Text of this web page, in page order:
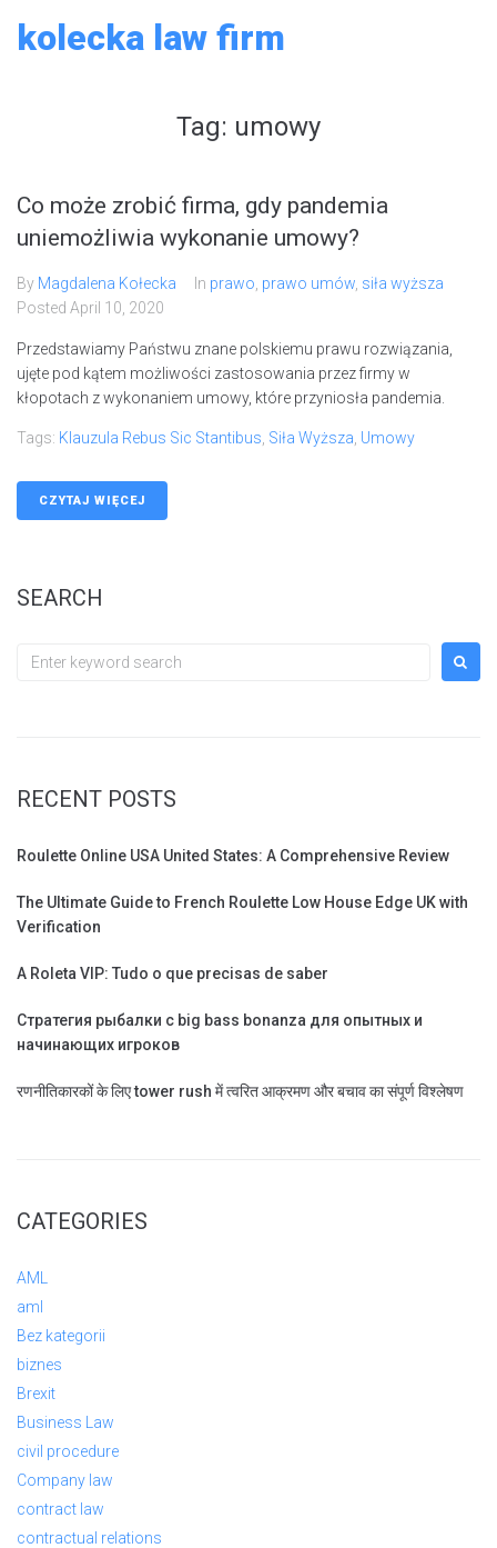
kolecka law firm
Tag: umowy
Co może zrobić firma, gdy pandemia
uniemożliwia wykonanie umowy?
By Magdalena Kołecka In prawo prawo umów siła wyższa
Posted April 10, 2020
Przedstawiamy Państwu znane polskiemu prawu rozwiązania,
ujęte pod kątem możliwości zastosowania przez firmy w
kłopotach z wykonaniem umowy, które przyniosła pandemia.
Tags: Klauzula Rebus Sic Stantibus Siła Wyższa Umowy
CZYTAJ WIĘCEJ
SEARCH
Search
RECENT POSTS
Roulette Online USA United States: A Comprehensive Review
The Ultimate Guide to French Roulette Low House Edge UK with
Verification
A Roleta VIP: Tudo o que precisas de saber
Стратегия рыбалки с big bass bonanza для опытных и
начинающих игроков
रणनीतिकारकों के लिए tower rush में त्वरित आक्रमण और बचाव का संपूर्ण विश्लेषण
CATEGORIES
AML
aml
Bez kategorii
biznes
Brexit
Business Law
civil procedure
Company law
contract law
contractual relations